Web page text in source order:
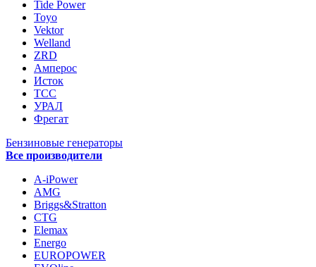
Tide Power
Toyo
Vektor
Welland
ZRD
Амперос
Исток
ТСС
УРАЛ
Фрегат
Бензиновые генераторы
Все производители
A-iPower
AMG
Briggs&Stratton
CTG
Elemax
Energo
EUROPOWER